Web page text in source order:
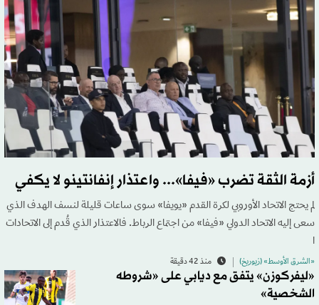
أزمة الثقة تضرب «فيفا»... واعتذار إنفانتينو لا يكفي
لم يحتج الاتحاد الأوروبي لكرة القدم «يويفا» سوى ساعات قليلة لنسف الهدف الذي
سعى إليه الاتحاد الدولي «فيفا» من اجتماع الرباط. فالاعتذار الذي قُدم إلى الاتحادات
ا
«الشرق الأوسط» (زيوريخ) منذ 42 دقيقة
«ليفركوزن» يتفق مع ديابي على «شروطه
الشخصية»